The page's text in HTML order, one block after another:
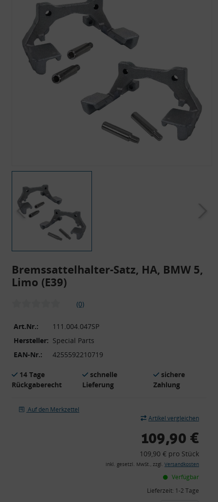
Bremssattelhalter-Satz, HA, BMW 5,
Limo (E39)
(0)
Art.Nr.:
111.004.047SP
Hersteller: Special Parts
EAN-Nr.:
4255592210719
14 Tage
Rückgaberecht
schnelle
Lieferung
sichere
Zahlung
Auf den Merkzettel
Artikel vergleichen
109,90 €
109,90 € pro Stück
inkl. gesetzl. MwSt., zzgl. Versandkosten
Verfügbar
Lieferzeit: 1-2 Tage